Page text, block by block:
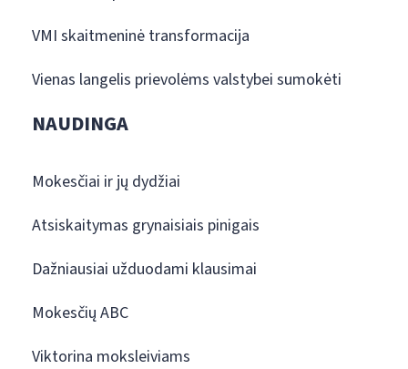
VMI skaitmeninė transformacija
Vienas langelis prievolėms valstybei sumokėti
NAUDINGA
Mokesčiai ir jų dydžiai
Atsiskaitymas grynaisiais pinigais
Dažniausiai užduodami klausimai
Mokesčių ABC
Viktorina moksleiviams